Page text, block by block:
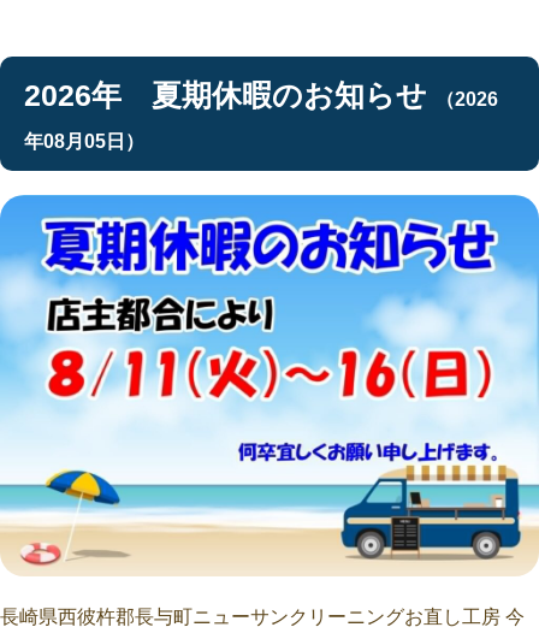
2026年 夏期休暇のお知らせ （2026
年08月05日）
長崎県西彼杵郡長与町ニューサンクリーニングお直し工房 今